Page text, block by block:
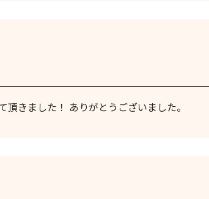
きました！ ありがとうございました。